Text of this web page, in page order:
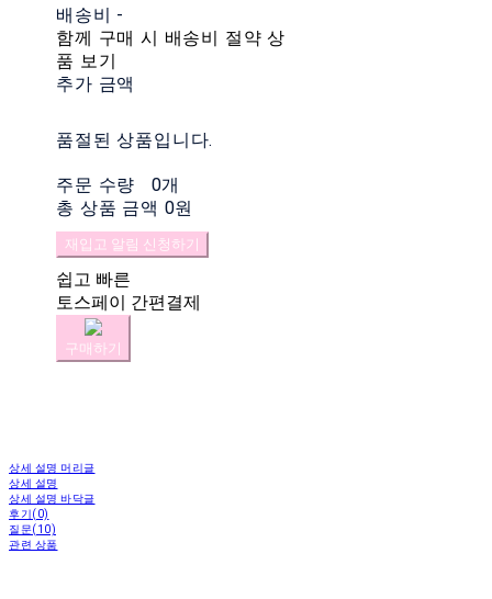
배송비 -
함께 구매 시 배송비 절약 상
품 보기
추가 금액
품절된 상품입니다.
주문 수량
0개
총 상품 금액 0원
재입고 알림 신청하기
쉽고 빠른
토스페이 간편결제
구매하기
상세 설명 머리글
상세 설명
상세 설명 바닥글
후기(0)
질문(10)
관련 상품